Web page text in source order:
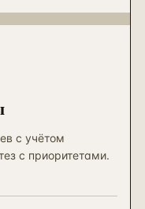
с учётом
с приоритетами.